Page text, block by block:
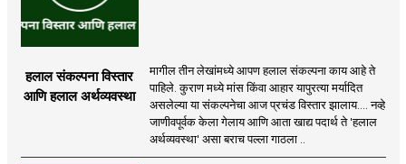
हलाल संकल्पना विस्तार
आणि हलाल अर्थव्यवस्था
मागील तीन लेखांमध्ये आपण हलाल संकल्पना काय आहे ते
पाहिले. कुराण मध्ये मांस किंवा आहार यापुरत्या मर्यादित
असलेल्या या संकल्पनेचा आज प्रचंड विस्तार झालाय.... नव्हे
जाणीवपूर्वक केला गेलाय आणि आता खाद्य पदार्थ ते 'हलाल
अर्थव्यवस्था' असा बराच पल्ला गाठला ..